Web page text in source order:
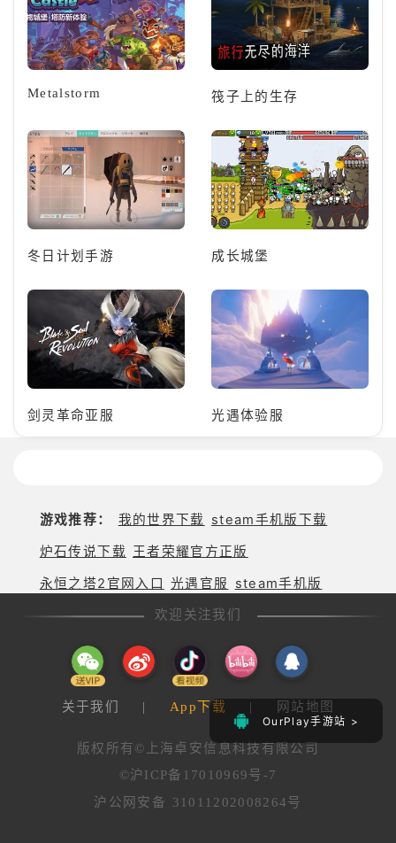
OurPlay手游站 >
Metalstorm 筏子上的生存
冬日计划手游 成长城堡
剑灵革命亚服 光遇体验服
游戏推荐： 我的世界下载 steam手机版下载
炉石传说下载 王者荣耀官方正版
永恒之塔2官网入口 光遇官服
steam手机版
欢迎关注我们
关于我们 | App下载 | 网站地图
版权所有©上海卓安信息科技有限公司
©沪ICP备17010969号-7
沪公网安备 31011202008264号